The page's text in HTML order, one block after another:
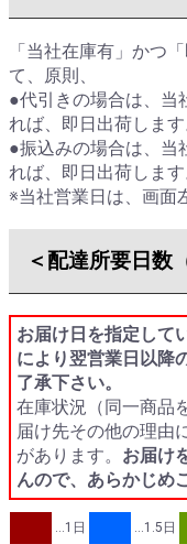
「当社在庫有」かつ
て、原則、
●代引きの場合は、 当
れば、即日出荷します
●振込みの場合は、 当
れば、即日出荷します
※当社営業日は、画面
＜配達所要日数
お届け日を指定して
により翌営業日以降
了承下さい。
在庫状況（同一商品
届け先その他の理由
があります。 お届け
んので、あらかじめ
…1日 …1.5日